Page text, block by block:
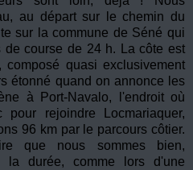
au départ sur le chemin du
sur la commune de Séné qui
de course de 24 h. La côte est
quasi exclusivement
étonné quand on annonce les
à Port-Navalo, l'endroit où
rejoindre Locmariaquer,
96 km par le parcours côtier.
que nous sommes bien,
la durée, comme lors d'une